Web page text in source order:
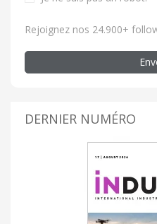
Rejoignez nos 24.900+
DERNIER NUMÉRO